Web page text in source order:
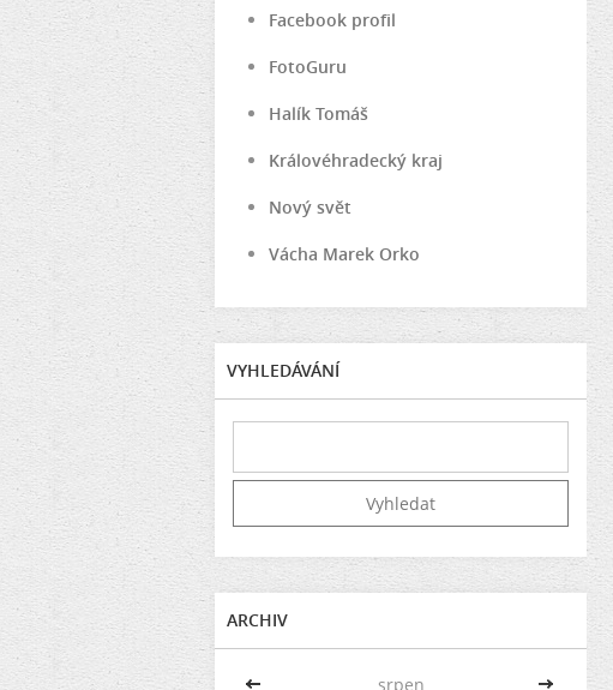
Facebook profil
FotoGuru
Halík Tomáš
Královéhradecký kraj
Nový svět
Vácha Marek Orko
VYHLEDÁVÁNÍ
ARCHIV
<< srpen >>